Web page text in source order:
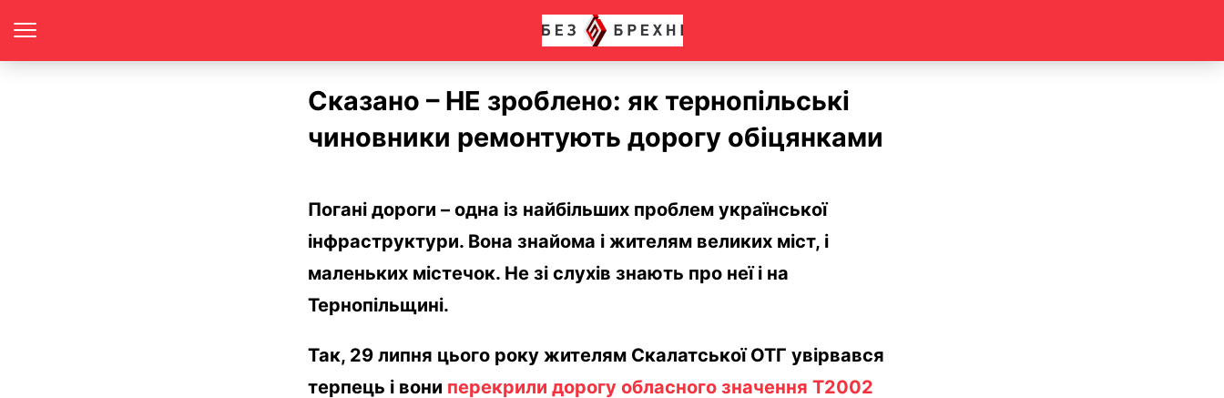
Сказано – НЕ зроблено: як тернопільські
чиновники ремонтують дорогу обіцянками
Погані дороги – одна із найбільших проблем української
інфраструктури. Вона знайома і жителям великих міст, і
маленьких містечок. Не зі слухів знають про неї і на
Тернопільщині.
Так, 29 липня цього року жителям Скалатської ОТГ увірвався
терпець і вони перекрили дорогу обласного значення Т2002